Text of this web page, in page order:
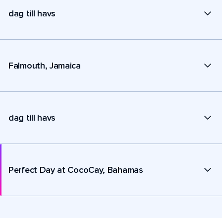
dag till havs
Falmouth, Jamaica
dag till havs
Perfect Day at CocoCay, Bahamas